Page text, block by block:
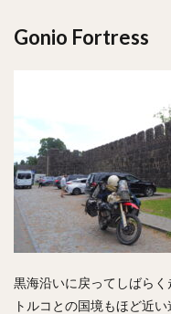
Gonio Fortress
黒海沿いに戻ってしばらく
トルコとの国境もほど近